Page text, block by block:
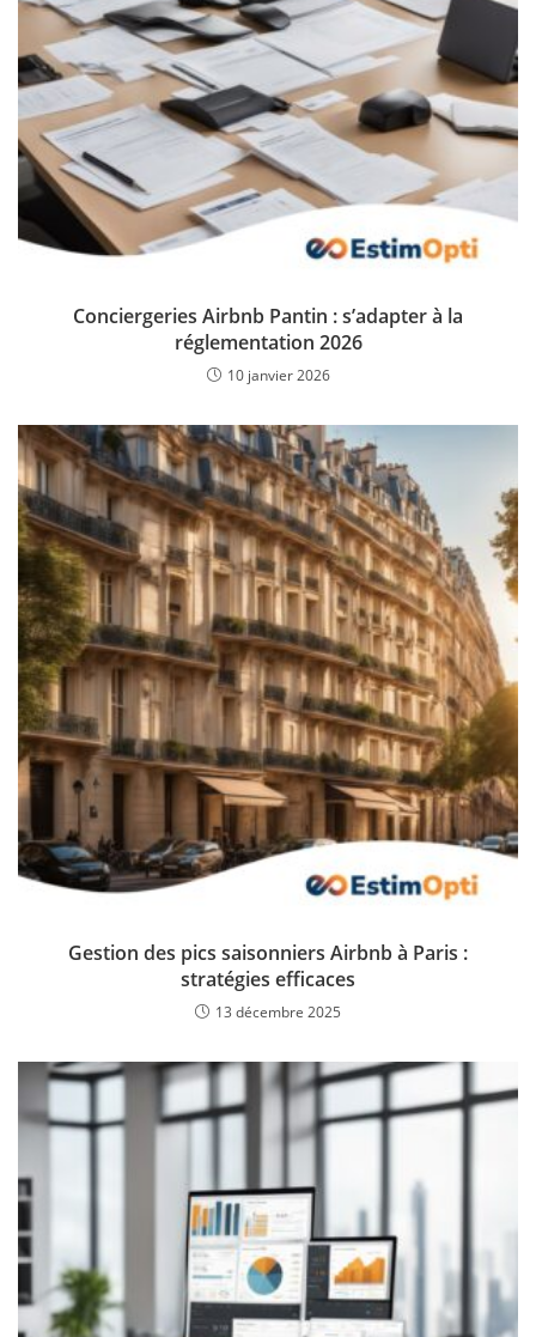
Conciergeries Airbnb Pantin : s’adapter à la
réglementation 2026
10 janvier 2026
Gestion des pics saisonniers Airbnb à Paris :
stratégies efficaces
13 décembre 2025